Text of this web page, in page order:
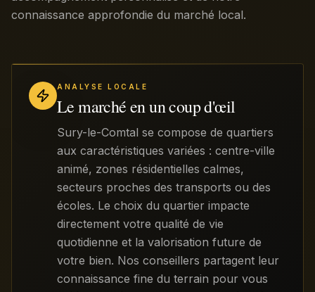
connaissance approfondie du marché local.
ANALYSE LOCALE
Le marché en un coup d'œil
Sury-le-Comtal se compose de quartiers
aux caractéristiques variées : centre-ville
animé, zones résidentielles calmes,
secteurs proches des transports ou des
écoles. Le choix du quartier impacte
directement votre qualité de vie
quotidienne et la valorisation future de
votre bien. Nos conseillers partagent leur
connaissance fine du terrain pour vous